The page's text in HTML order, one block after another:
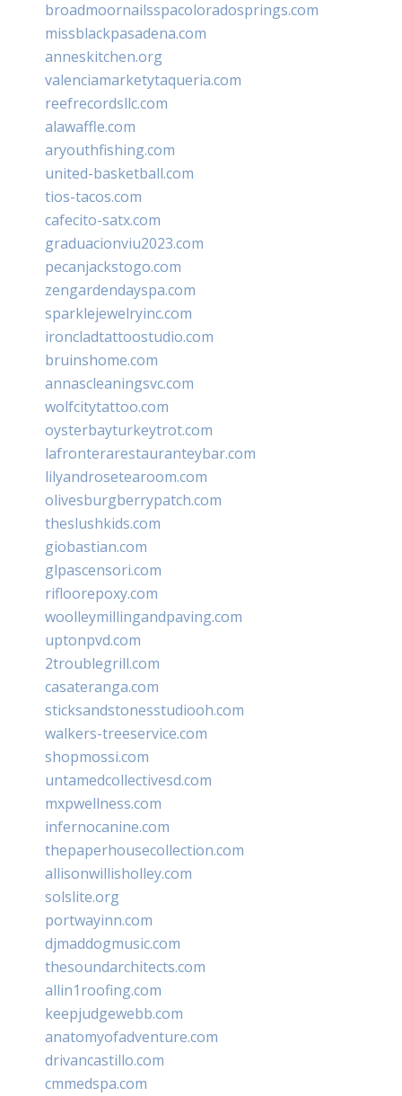
broadmoornailsspacoloradosprings.com
missblackpasadena.com
anneskitchen.org
valenciamarketytaqueria.com
reefrecordsllc.com
alawaffle.com
aryouthfishing.com
united-basketball.com
tios-tacos.com
cafecito-satx.com
graduacionviu2023.com
pecanjackstogo.com
zengardendayspa.com
sparklejewelryinc.com
ironcladtattoostudio.com
bruinshome.com
annascleaningsvc.com
wolfcitytattoo.com
oysterbayturkeytrot.com
lafronterarestauranteybar.com
lilyandrosetearoom.com
olivesburgberrypatch.com
theslushkids.com
giobastian.com
glpascensori.com
rifloorepoxy.com
woolleymillingandpaving.com
uptonpvd.com
2troublegrill.com
casateranga.com
sticksandstonesstudiooh.com
walkers-treeservice.com
shopmossi.com
untamedcollectivesd.com
mxpwellness.com
infernocanine.com
thepaperhousecollection.com
allisonwillisholley.com
solslite.org
portwayinn.com
djmaddogmusic.com
thesoundarchitects.com
allin1roofing.com
keepjudgewebb.com
anatomyofadventure.com
drivancastillo.com
cmmedspa.com